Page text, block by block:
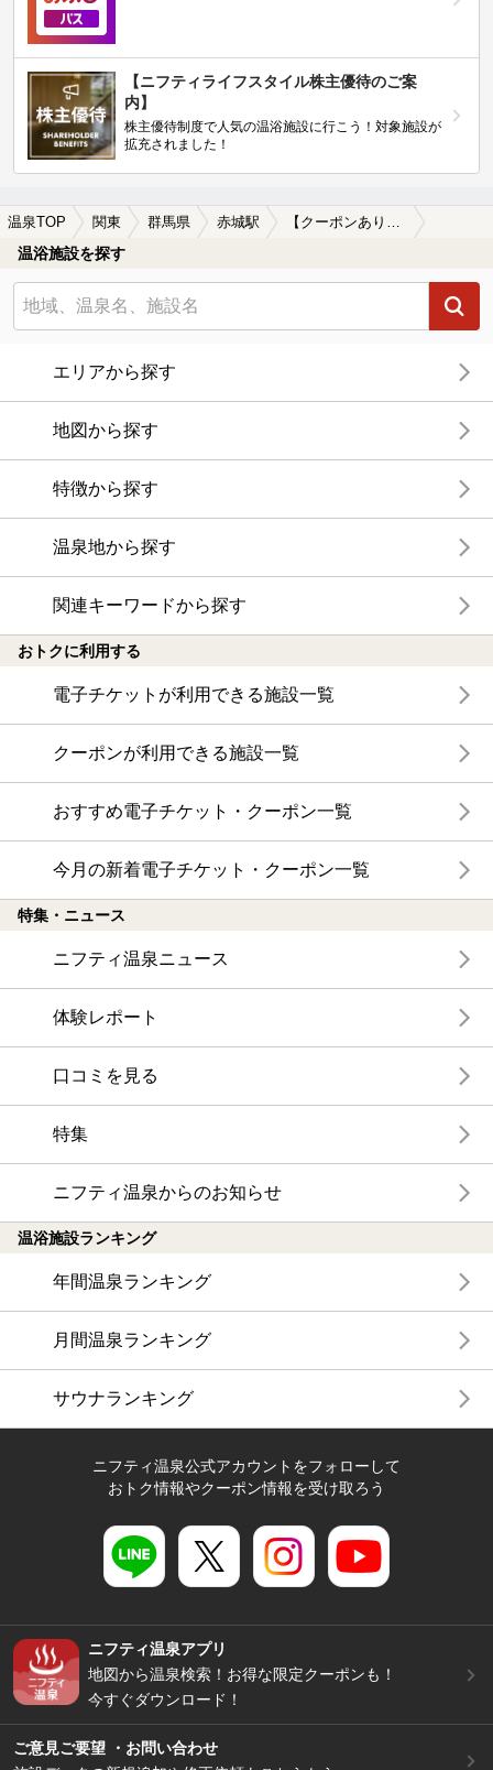
【ニフティライフスタイル株主優待のご案
内】
株主優待制度で人気の温浴施設に行こう！対象施設が
拡充されました！
温泉TOP 関東 群馬県 赤城駅 【クーポンあり】マッサージ、エステがある赤城駅近くの温泉、日帰り温泉、スーパー銭湯おすすめ
温浴施設を探す
エリアから探す
地図から探す
特徴から探す
温泉地から探す
関連キーワードから探す
おトクに利用する
電子チケットが利用できる施設一覧
クーポンが利用できる施設一覧
おすすめ電子チケット・クーポン一覧
今月の新着電子チケット・クーポン一覧
特集・ニュース
ニフティ温泉ニュース
体験レポート
口コミを見る
特集
ニフティ温泉からのお知らせ
温浴施設ランキング
年間温泉ランキング
月間温泉ランキング
サウナランキング
ニフティ温泉公式アカウントをフォローして
おトク情報やクーポン情報を受け取ろう
ニフティ温泉アプリ
地図から温泉検索！お得な限定クーポンも！
今すぐダウンロード！
ご意見ご要望 ・お問い合わせ